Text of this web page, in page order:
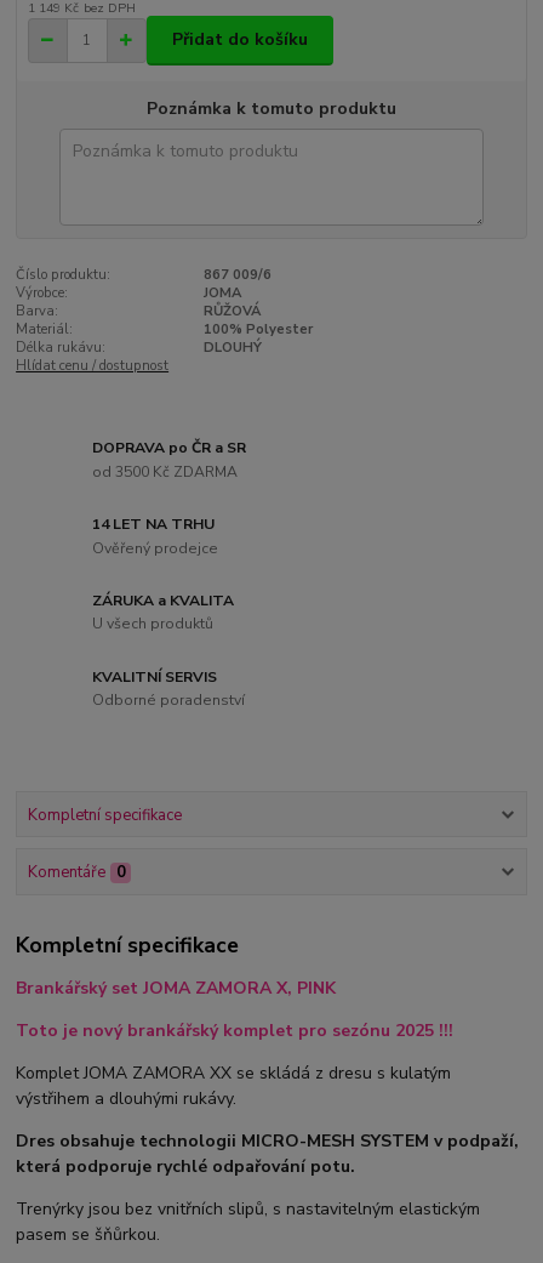
1 149 Kč bez DPH
Přidat do košíku
Poznámka k tomuto produktu
Číslo produktu:
867 009/6
Výrobce:
JOMA
Barva:
RŮŽOVÁ
Materiál:
100% Polyester
Délka rukávu:
DLOUHÝ
Hlídat cenu / dostupnost
DOPRAVA po ČR a SR
od 3500 Kč ZDARMA
14 LET NA TRHU
Ověřený prodejce
ZÁRUKA a KVALITA
U všech produktů
KVALITNÍ SERVIS
Odborné poradenství
Kompletní specifikace
Komentáře 0
Kompletní specifikace
Brankářský set JOMA ZAMORA X, PINK
Toto je nový brankářský komplet pro sezónu 2025 !!!
Komplet JOMA ZAMORA XX se skládá z dresu s kulatým
výstřihem a dlouhými rukávy.
Dres obsahuje technologii MICRO-MESH SYSTEM v podpaží,
která podporuje rychlé odpařování potu.
Trenýrky jsou bez vnitřních slipů, s nastavitelným elastickým
pasem se šňůrkou.